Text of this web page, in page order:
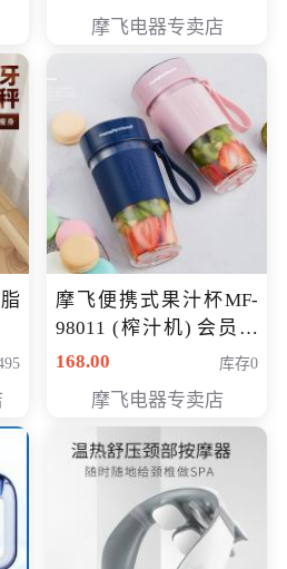
摩飞电器专卖店
摩飞便携式果汁杯MF-
98011 (榨汁机) 会员专
享价138元
168.00 库存0
摩飞电器专卖店